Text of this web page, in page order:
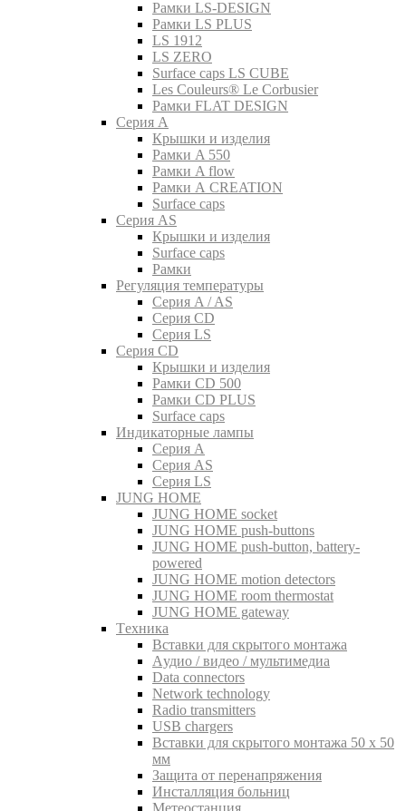
Рамки LS-DESIGN
Рамки LS PLUS
LS 1912
LS ZERO
Surface caps LS CUBE
Les Couleurs® Le Corbusier
Рамки FLAT DESIGN
Серия A
Крышки и изделия
Рамки A 550
Рамки A flow
Рамки A CREATION
Surface caps
Серия AS
Крышки и изделия
Surface caps
Рамки
Регуляция температуры
Серия A / AS
Серия CD
Серия LS
Серия CD
Крышки и изделия
Рамки CD 500
Рамки CD PLUS
Surface caps
Индикаторные лампы
Серия A
Серия AS
Серия LS
JUNG HOME
JUNG HOME socket
JUNG HOME push-buttons
JUNG HOME push-button, battery-
powered
JUNG HOME motion detectors
JUNG HOME room thermostat
JUNG HOME gateway
Tехника
Вставки для скрытого монтажа
Aудио / видео / мультимедиа
Data connectors
Network technology
Radio transmitters
USB chargers
Вставки для скрытого монтажа 50 x 50
мм
Защита от перенапряжения
Инсталляция больниц
Метеостанция